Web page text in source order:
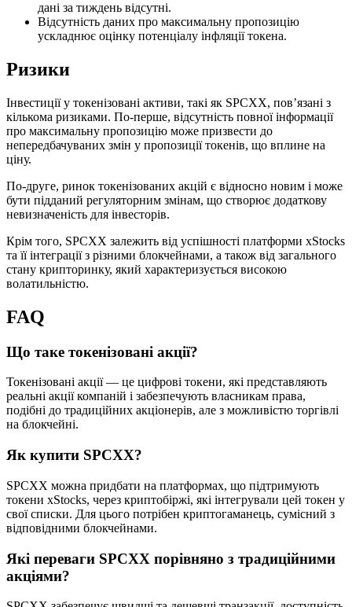
дані за тиждень відсутні.
Відсутність даних про максимальну пропозицію
ускладнює оцінку потенціалу інфляції токена.
Ризики
Інвестиції у токенізовані активи, такі як SPCXX, пов’язані з
кількома ризиками. По-перше, відсутність повної інформації
про максимальну пропозицію може призвести до
непередбачуваних змін у пропозиції токенів, що вплине на
ціну.
По-друге, ринок токенізованих акцій є відносно новим і може
бути підданий регуляторним змінам, що створює додаткову
невизначеність для інвесторів.
Крім того, SPCXX залежить від успішності платформи xStocks
та її інтеграції з різними блокчейнами, а також від загального
стану крипторинку, який характеризується високою
волатильністю.
FAQ
Що таке токенізовані акції?
Токенізовані акції — це цифрові токени, які представляють
реальні акції компаній і забезпечують власникам права,
подібні до традиційних акціонерів, але з можливістю торгівлі
на блокчейні.
Як купити SPCXX?
SPCXX можна придбати на платформах, що підтримують
токени xStocks, через криптобіржі, які інтегрували цей токен у
свої списки. Для цього потрібен криптогаманець, сумісний з
відповідними блокчейнами.
Які переваги SPCXX порівняно з традиційними
акціями?